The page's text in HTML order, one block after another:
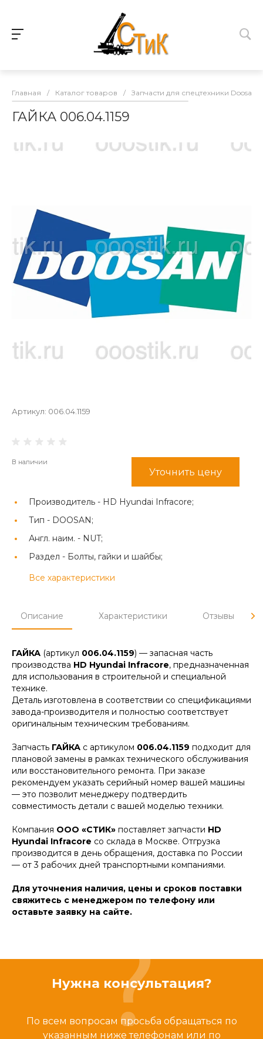
Главная / Каталог товаров / Запчасти для спецтехники Doosan
ГАЙКА 006.04.1159
Артикул: 006.04.1159
В наличии
Уточнить цену
Производитель - HD Hyundai Infracore;
Тип - DOOSAN;
Англ. наим. - NUT;
Раздел - Болты, гайки и шайбы;
Все характеристики
Описание Характеристики Отзывы
ГАЙКА (артикул 006.04.1159) — запасная часть
производства HD Hyundai Infracore, предназначенная
для использования в строительной и специальной
технике.
Деталь изготовлена в соответствии со спецификациями
завода-производителя и полностью соответствует
оригинальным техническим требованиям.
Запчасть ГАЙКА с артикулом 006.04.1159 подходит для
плановой замены в рамках технического обслуживания
или восстановительного ремонта. При заказе
рекомендуем указать серийный номер вашей машины
— это позволит менеджеру подтвердить
совместимость детали с вашей моделью техники.
Компания ООО «СТИК» поставляет запчасти HD
Hyundai Infracore со склада в Москве. Отгрузка
производится в день обращения, доставка по России
— от 3 рабочих дней транспортными компаниями.
Для уточнения наличия, цены и сроков поставки
свяжитесь с менеджером по телефону или
оставьте заявку на сайте.
Нужна консультация?
По всем вопросам просьба обращаться по
указанным ниже телефонам или по